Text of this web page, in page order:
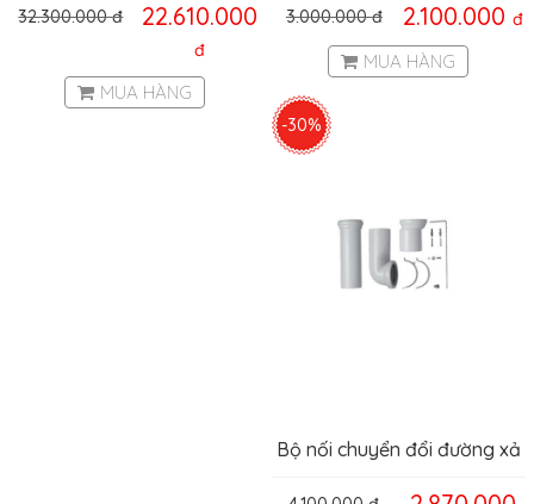
ShowerSelect Hafele
22.610.000
đ
32.300.000đ
MUA HÀNG
2.100.000đ
3.000.000đ
MUA HÀNG
Bộ nối chuyển đổi đường xả
-30%